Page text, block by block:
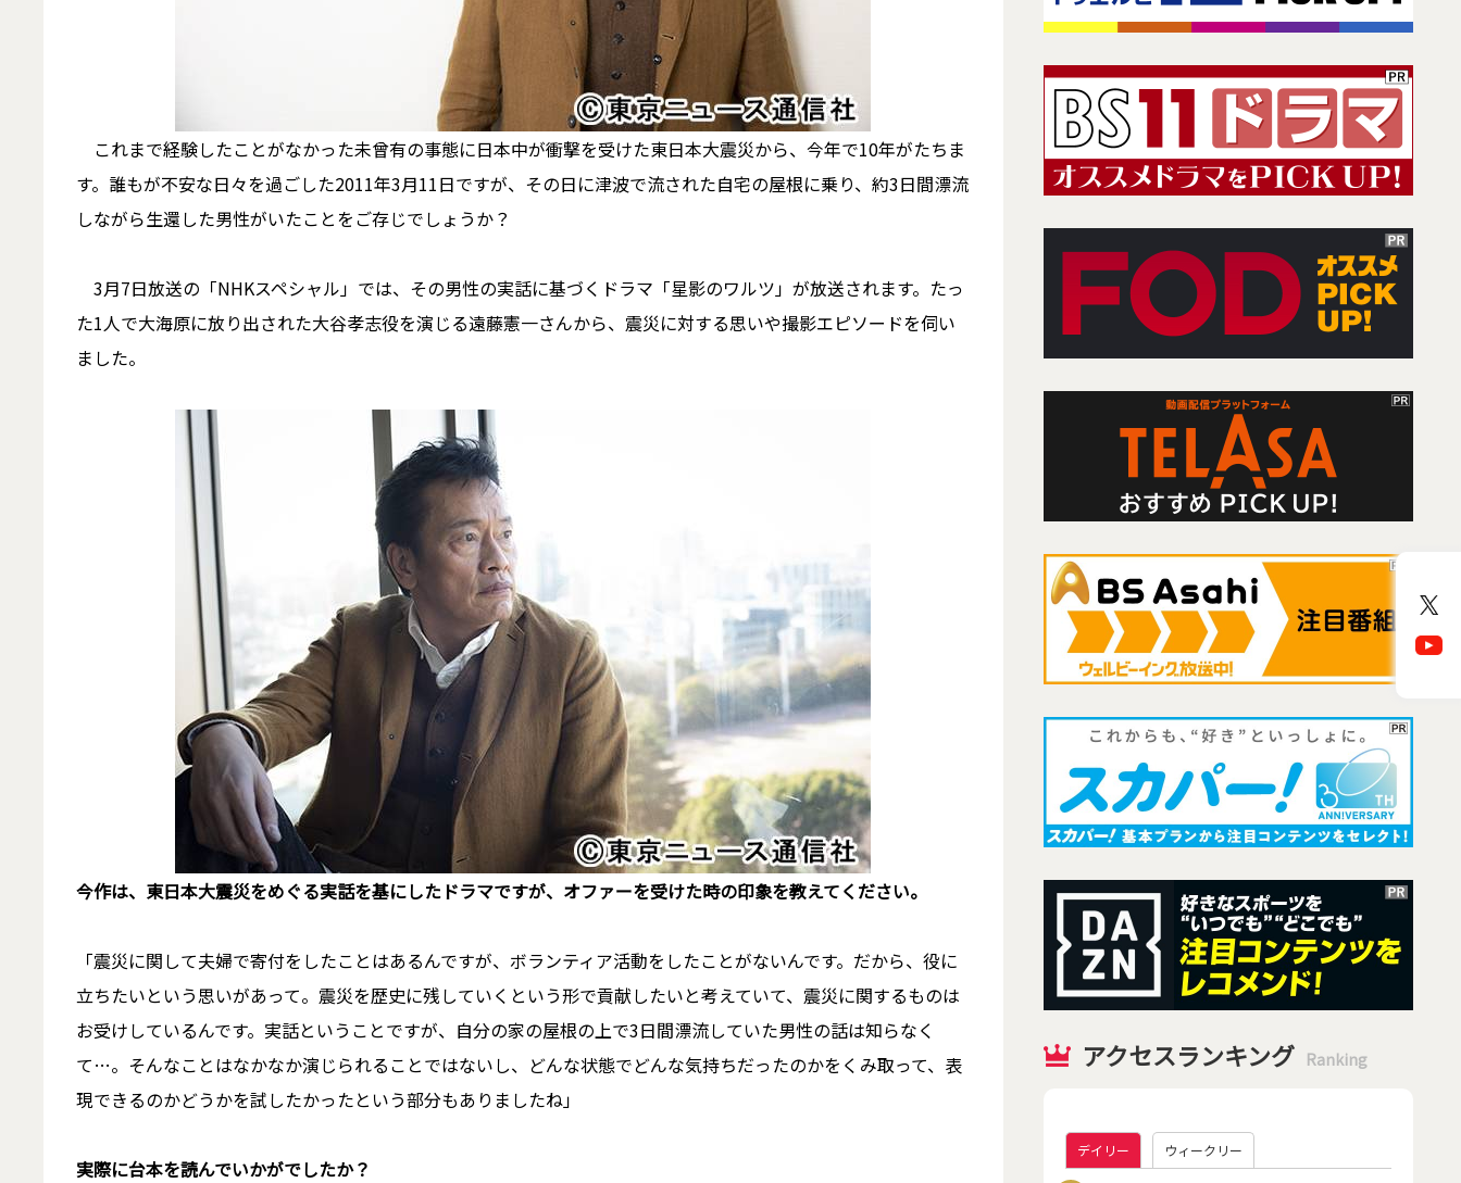
これまで経験したことがなかった未曾有の事態に日本中が衝撃を受けた東日本大震災から、今年で10年がたちま
す。誰もが不安な日々を過ごした2011年3月11日ですが、その日に津波で流された自宅の屋根に乗り、約3日間漂流
しながら生還した男性がいたことをご存じでしょうか？
3月7日放送の「NHKスペシャル」では、その男性の実話に基づくドラマ「星影のワルツ」が放送されます。たっ
た1人で大海原に放り出された大谷孝志役を演じる遠藤憲一さんから、震災に対する思いや撮影エピソードを伺い
ました。
――今作は、東日本大震災をめぐる実話を基にしたドラマですが、オファーを受けた時の印象を教えてください。
「震災に関して夫婦で寄付をしたことはあるんですが、ボランティア活動をしたことがないんです。だから、役に
立ちたいという思いがあって。震災を歴史に残していくという形で貢献したいと考えていて、震災に関するものは
お受けしているんです。実話ということですが、自分の家の屋根の上で3日間漂流していた男性の話は知らなく
て…。そんなことはなかなか演じられることではないし、どんな状態でどんな気持ちだったのかをくみ取って、表
現できるのかどうかを試したかったという部分もありましたね」
――実際に台本を読んでいかがでしたか？
アクセスランキング Ranking
デイリー ウィークリー